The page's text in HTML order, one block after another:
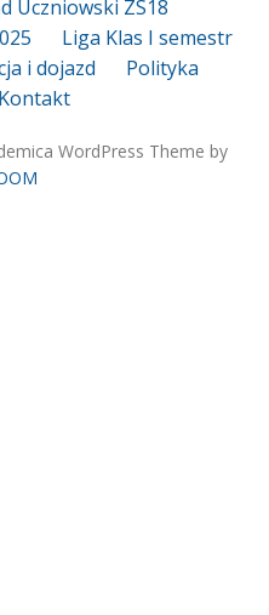
Uczniowski ZS18
Liga Klas I semestr
i dojazd
Polityka
Kontakt
WordPress Theme by